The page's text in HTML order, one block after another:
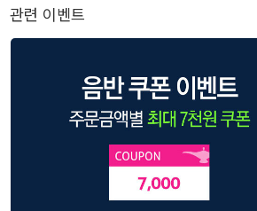
관련 이벤트